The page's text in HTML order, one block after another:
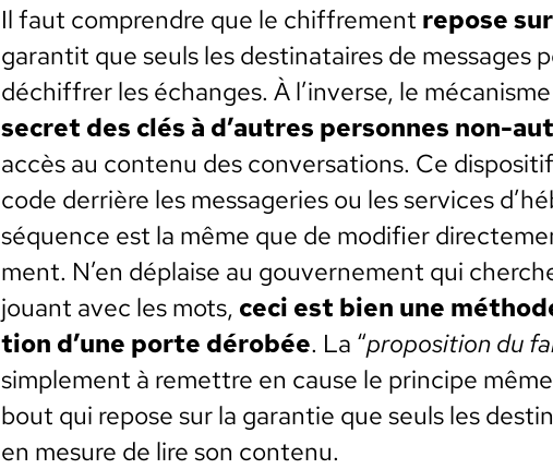
Il faut com­pren­dre que le chiffre­ment repose
garan­tit que seuls les des­ti­nataires de mes­sages
déchiffr­er les échanges. À l’inverse, le mécan­isme
secret des clés à d’autres per­son­nes non-
accès au con­tenu des con­ver­sa­tions. Ce
code der­rière les mes­sageries ou les ser­vices
séquence est la même que de mod­i­fi­er
ment. N’en déplaise au gou­verne­ment qui
jouant avec les mots, ceci est bien une
tion d’une porte dérobée. La “propo­si­tion du
sim­ple­ment à remet­tre en cause le principe
bout qui repose sur la garantie que seuls les
en mesure de lire son con­tenu.